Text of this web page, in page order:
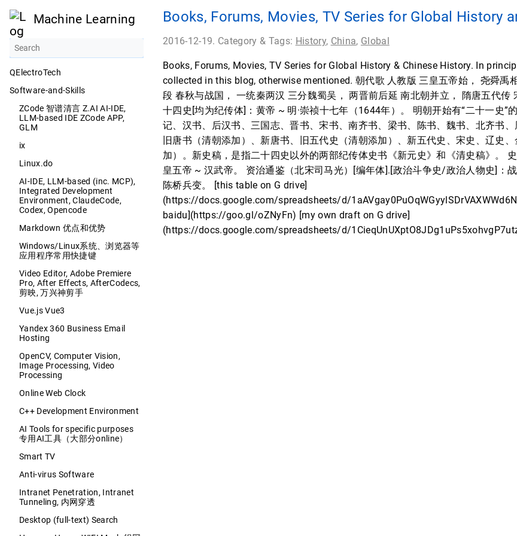
Machine Learning
QElectroTech
Software-and-Skills
ZCode 智谱清言 Z.AI AI-IDE,
LLM-based IDE ZCode APP,
GLM
ix
Linux.do
AI-IDE, LLM-based (inc. MCP),
Integrated Development
Environment, ClaudeCode,
Codex, Opencode
Markdown 优点和优势
Windows/Linux系统、浏览器等
应用程序常用快捷键
Video Editor, Adobe Premiere
Pro, After Effects, AfterCodecs,
剪映, 万兴神剪手
Vue.js Vue3
Yandex 360 Business Email
Hosting
OpenCV, Computer Vision,
Image Processing, Video
Processing
Online Web Clock
C++ Development Environment
AI Tools for specific purposes
专用AI工具（大部分online）
Smart TV
Anti-virus Software
Intranet Penetration, Intranet
Tunneling, 内网穿透
Desktop (full-text) Search
Books, Forums, Movies, TV Series for Global History
2016-12-19. Category & Tags: History, China, Global
Books, Forums, Movies, TV Series for Global History & Chinese History. In
collected in this blog, otherwise mentioned. 朝代歌 人教版 三皇五帝始， 尧舜禹
段 春秋与战国， 一统秦两汉 三分魏蜀吴， 两晋前后延 南北朝并立， 隋唐五代传
十四史[均为纪传体]：黄帝 ~ 明·崇祯十七年（1644年）。 明朝开始有“二十一史”
记、汉书、后汉书、三国志、晋书、宋书、南齐书、梁书、陈书、魏书、北齐书、
旧唐书（清朝添加）、新唐书、旧五代史（清朝添加）、新五代史、宋史、辽史
加）。新史稿，是指二十四史以外的两部纪传体史书《新元史》和《清史稿》。
皇五帝 ~ 汉武帝。 资治通鉴（北宋司马光）[编年体].[政治斗争史/政治人物史]：
陈桥兵变。 [this table on G drive]
(https://docs.google.com/spreadsheets/d/
baidu](https://goo.gl/oZNyFn) [my own draft on G drive]
(https://docs.google.com/spreadsheets/d/